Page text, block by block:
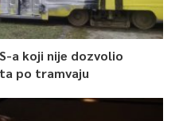
a koji nije dozvolio
po tramvaju